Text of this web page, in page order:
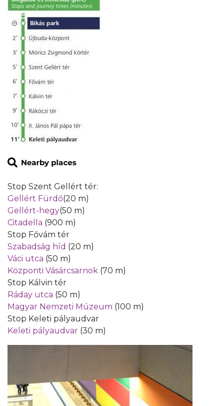
Stop Szent Gellért tér:
Gellért Fürdő(20 m)
Gellért-hegy(50 m)
Citadella (900 m)
Stop Fővám tér
Szabadság híd (20 m)
Váci utca (50 m)
Központi Vásárcsarnok (70 m)
Stop Kálvin tér
Ráday utca (50 m)
Magyar Nemzeti Múzeum (100 m)
Stop Keleti pályaudvar
Keleti pályaudvar (30 m)